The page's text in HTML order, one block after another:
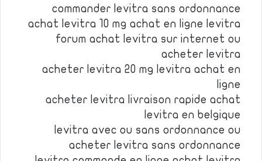
commander levitra sans ordonnance
achat levitra 10 mg achat en ligne levitra
forum achat levitra sur internet ou
acheter levitra
acheter levitra 20 mg levitra achat en
ligne
acheter levitra livraison rapide achat
levitra en belgique
levitra avec ou sans ordonnance ou
acheter levitra sans ordonnance